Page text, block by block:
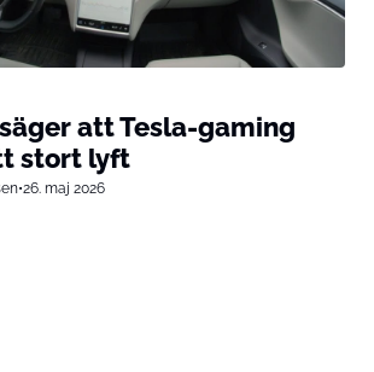
att Tesla-gaming
stort lyft
•26. maj 2026